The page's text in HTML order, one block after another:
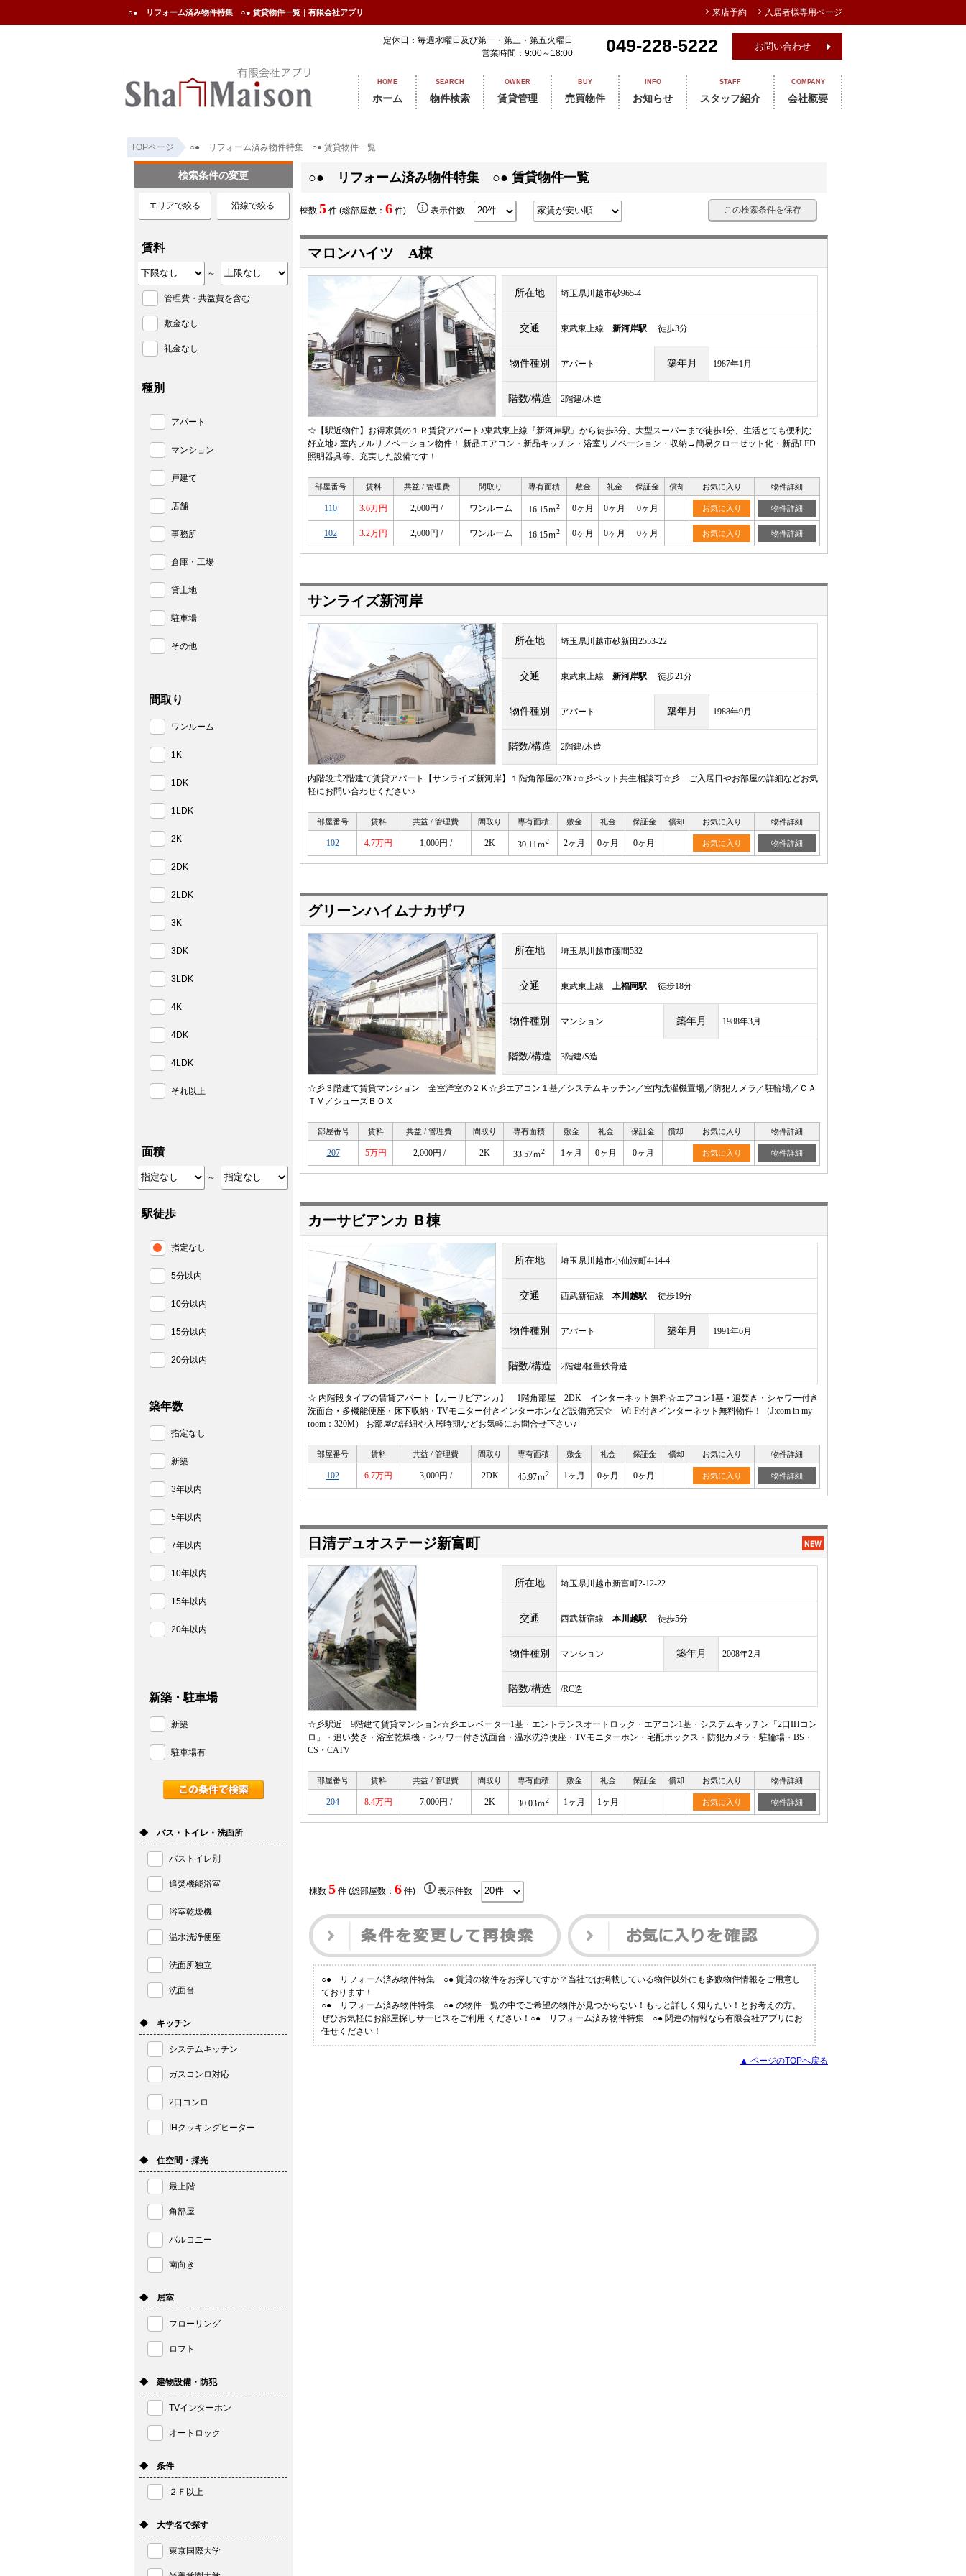
○● リフォーム済み物件特集 ○● 賃貸物件一覧｜有限会社アプリ
定休日：毎週水曜日及び第一・第三・第五火曜日
営業時間：9:00～18:00
049-228-5222 お問い合わせ
HOME
ホーム
SEARCH
物件検索
OWNER
賃貸管理
BUY
売買物件
INFO
お知らせ
STAFF
スタッフ紹介
COMPANY
会社概要
TOPページ ○● リフォーム済み物件特集 ○● 賃貸物件一覧
○● リフォーム済み物件特集 ○● 賃貸物件一覧
棟数 5 件 (総部屋数： 6 件) 表示件数 この検索条件を保存
マロンハイツ A棟
所在地 埼玉県川越市砂965-4
交通 東武東上線 新河岸駅 徒歩3分
物件種別 アパート 築年月 1987年1月
階数/構造 2階建/木造
☆【駅近物件】お得家賃の１Ｒ賃貸アパート♪東武東上線『新河岸駅』から徒歩3分、大型スーパーまで徒歩1分、生活とても便利な
好立地♪ 室内フルリノベーション物件！ 新品エアコン・新品キッチン・浴室リノベーション・収納→簡易クローゼット化・新品LED
照明器具等、充実した設備です！
部屋番号 賃料 共益 / 管理費 間取り 専有面積 敷金 礼金 保証金 償却 お気に入り 物件詳細
110 3.6万円 2,000円 / ワンルーム 16.15ｍ2 0ヶ月 0ヶ月 0ヶ月 お気に入り 物件詳細
102 3.2万円 2,000円 / ワンルーム 16.15ｍ2 0ヶ月 0ヶ月 0ヶ月 お気に入り 物件詳細
サンライズ新河岸
所在地 埼玉県川越市砂新田2553-22
交通 東武東上線 新河岸駅 徒歩21分
物件種別 アパート 築年月 1988年9月
階数/構造 2階建/木造
内階段式2階建て賃貸アパート【サンライズ新河岸】１階角部屋の2K♪☆彡ペット共生相談可☆彡 ご入居日やお部屋の詳細などお気
軽にお問い合わせください♪
部屋番号 賃料 共益 / 管理費 間取り 専有面積 敷金 礼金 保証金 償却 お気に入り 物件詳細
102 4.7万円 1,000円 / 2K 30.11ｍ2 2ヶ月 0ヶ月 0ヶ月 お気に入り 物件詳細
グリーンハイムナカザワ
所在地 埼玉県川越市藤間532
交通 東武東上線 上福岡駅 徒歩18分
物件種別 マンション 築年月 1988年3月
階数/構造 3階建/S造
☆彡３階建て賃貸マンション 全室洋室の２Ｋ☆彡エアコン１基／システムキッチン／室内洗濯機置場／防犯カメラ／駐輪場／ＣＡ
ＴＶ／シューズＢＯＸ
部屋番号 賃料 共益 / 管理費 間取り 専有面積 敷金 礼金 保証金 償却 お気に入り 物件詳細
207 5万円 2,000円 / 2K 33.57ｍ2 1ヶ月 0ヶ月 0ヶ月 お気に入り 物件詳細
カーサビアンカ Ｂ棟
所在地 埼玉県川越市小仙波町4-14-4
交通 西武新宿線 本川越駅 徒歩19分
物件種別 アパート 築年月 1991年6月
階数/構造 2階建/軽量鉄骨造
☆ 内階段タイプの賃貸アパート【カーサビアンカ】 1階角部屋 2DK インターネット無料☆エアコン1基・追焚き・シャワー付き
洗面台・多機能便座・床下収納・TVモニター付きインターホンなど設備充実☆ Wi-Fi付きインターネット無料物件！（J:com in my
room：320M） お部屋の詳細や入居時期などお気軽にお問合せ下さい♪
部屋番号 賃料 共益 / 管理費 間取り 専有面積 敷金 礼金 保証金 償却 お気に入り 物件詳細
102 6.7万円 3,000円 / 2DK 45.97ｍ2 1ヶ月 0ヶ月 0ヶ月 お気に入り 物件詳細
日清デュオステージ新富町
所在地 埼玉県川越市新富町2-12-22
交通 西武新宿線 本川越駅 徒歩5分
物件種別 マンション 築年月 2008年2月
階数/構造 /RC造
☆彡駅近 9階建て賃貸マンション☆彡エレベーター1基・エントランスオートロック・エアコン1基・システムキッチン「2口IHコン
ロ」・追い焚き・浴室乾燥機・シャワー付き洗面台・温水洗浄便座・TVモニターホン・宅配ボックス・防犯カメラ・駐輪場・BS・
CS・CATV
部屋番号 賃料 共益 / 管理費 間取り 専有面積 敷金 礼金 保証金 償却 お気に入り 物件詳細
204 8.4万円 7,000円 / 2K 30.03ｍ2 1ヶ月 1ヶ月 お気に入り 物件詳細
棟数 5件 (総部屋数： 6件) 表示件数
○● リフォーム済み物件特集 ○● 賃貸の物件をお探しですか？当社では掲載している物件以外にも多数物件情報をご用意し
ております！
○● リフォーム済み物件特集 ○● の物件一覧の中でご希望の物件が見つからない！もっと詳しく知りたい！とお考えの方、
ぜひお気軽にお部屋探しサービスをご利用 ください！○● リフォーム済み物件特集 ○● 関連の情報なら有限会社アプリにお
任せください！
▲ ページのTOPへ戻る
検索条件の変更
エリアで絞る 沿線で絞る
賃料
～
管理費・共益費を含む
敷金なし
礼金なし
種別
アパート
マンション
戸建て
店舗
事務所
倉庫・工場
貸土地
駐車場
その他
間取り
ワンルーム
1K
1DK
1LDK
2K
2DK
2LDK
3K
3DK
3LDK
4K
4DK
4LDK
それ以上
面積
～
駅徒歩
指定なし
5分以内
10分以内
15分以内
20分以内
築年数
指定なし
新築
3年以内
5年以内
7年以内
10年以内
15年以内
20年以内
新築・駐車場
新築
駐車場有
◆ バス・トイレ・洗面所
バストイレ別
追焚機能浴室
浴室乾燥機
温水洗浄便座
洗面所独立
洗面台
◆ キッチン
システムキッチン
ガスコンロ対応
2口コンロ
IHクッキングヒーター
◆ 住空間・採光
最上階
角部屋
バルコニー
南向き
◆ 居室
フローリング
ロフト
◆ 建物設備・防犯
TVインターホン
オートロック
◆ 条件
２Ｆ以上
◆ 大学名で探す
東京国際大学
来店予約 入居者様専用ページ